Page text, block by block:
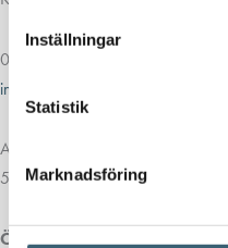
Inställningar
Statistik
Marknadsföring
013-39 30 90
info@alvestadtanken.se
Algolgatan 7
583 30 Linköping
Öppettider butik: